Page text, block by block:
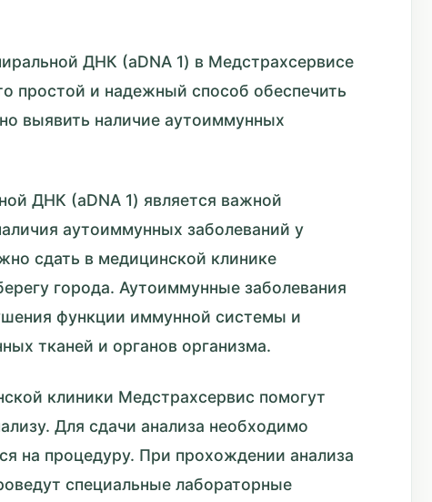
ДНК (aDNA 1) в Медстрахсервисе
простой и надежный способ обеспечить
выявить наличие аутоиммунных
ДНК (aDNA 1) является важной
аутоиммунных заболеваний у
сдать в медицинской клинике
города. Аутоиммунные заболевания
функции иммунной системы и
тканей и органов организма.
клиники Медстрахсервис помогут
Для сдачи анализа необходимо
на процедуру. При прохождении анализа
специальные лабораторные